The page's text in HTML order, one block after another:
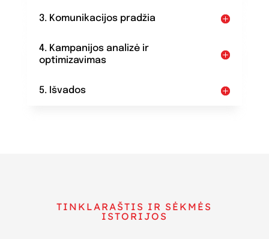
3. Komunikacijos pradžia
4. Kampanijos analizė ir
optimizavimas
5. Išvados
TINKLARAŠTIS IR SĖKMĖS
ISTORIJOS